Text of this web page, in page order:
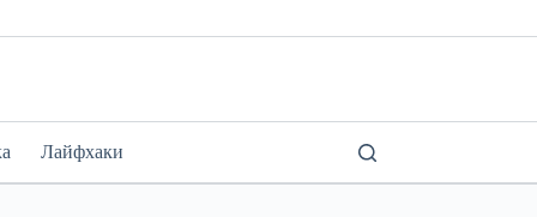
Лайфхаки